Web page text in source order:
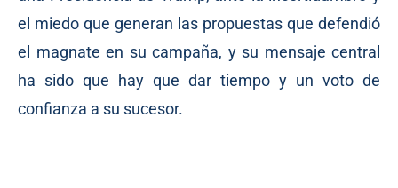
el miedo que generan las propuestas que defendió
el magnate en su campaña, y su mensaje central
ha sido que hay que dar tiempo y un voto de
confianza a su sucesor.